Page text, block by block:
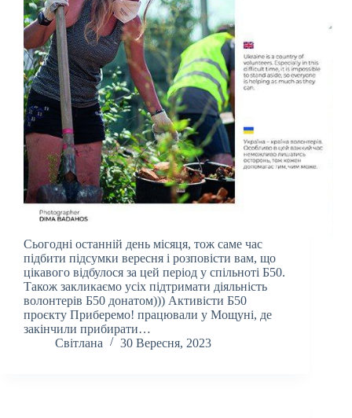
Сьогодні останній день місяця, тож саме час
підбити підсумки вересня і розповісти вам, що
цікавого відбулося за цей період у спільноті Б50.
Також закликаємо усіх підтримати діяльність
волонтерів Б50 донатом))) Активісти Б50
проєкту Приберемо! працювали у Мощуні, де
закінчили прибирати…
Світлана
30 Вересня, 2023